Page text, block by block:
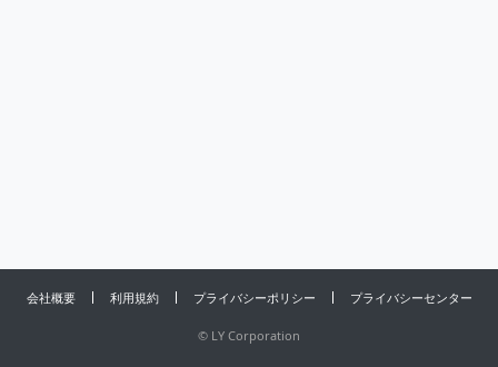
会社概要 利用規約 プライバシーポリシー プライバシーセンター
© LY Corporation